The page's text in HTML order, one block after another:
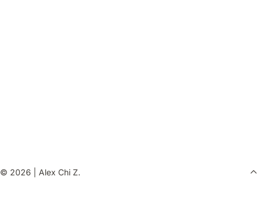
© 2026 Alex Chi Z.